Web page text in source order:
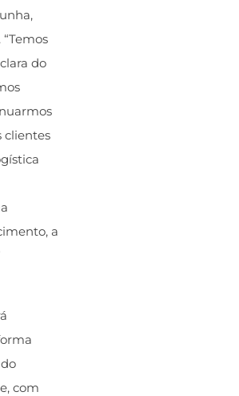
do
clientes
a
com